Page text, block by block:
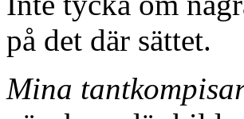
på det där sättet.
Mina